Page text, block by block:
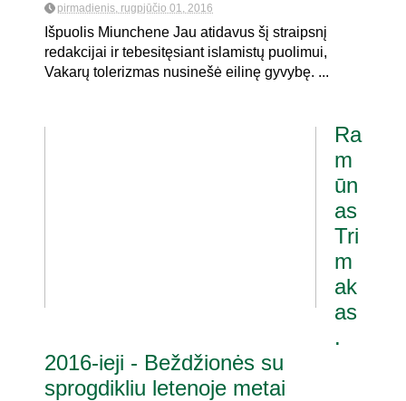
pirmadienis, rugpjūčio 01, 2016
Išpuolis Miunchene Jau atidavus šį straipsnį
redakcijai ir tebesitęsiant islamistų puolimui,
Vakarų tolerizmas nusinešė eilinę gyvybę. ...
Ra
m
ūn
as
Tri
m
ak
as
.
2016-ieji - Beždžionės su
sprogdikliu letenoje metai